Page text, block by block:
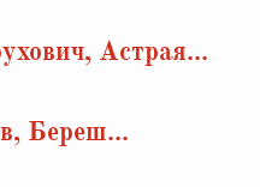
Астрая...
Береш...